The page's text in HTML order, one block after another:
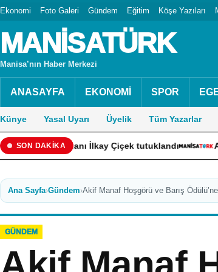
Ekonomi Foto Galeri Gündem Eğitim Köşe Yazıları
MANİSATÜRK
Manisa’nın Haber Merkezi
ANASAYFA EKONOMİ SPOR
Künye Yasal Uyarı Üyelik Tüm Yazarlar
SON DAKİKA
İlkay Çiçek tutuklandı Avcılar’da
Ana Sayfa›Gündem›Akif Manaf Hoşgörü ve Barış
GÜNDEM